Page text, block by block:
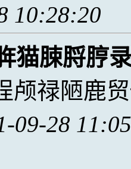
10:28:20
猫脨脟脝
颅禄陋鹿
09-28